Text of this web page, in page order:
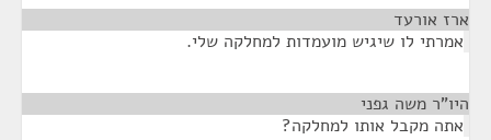
ארז אורעד
אמרתי לו שיגיש מועמדות למחלקה שלי.
היו"ר משה גפני
אתה מקבל אותו למחלקה?